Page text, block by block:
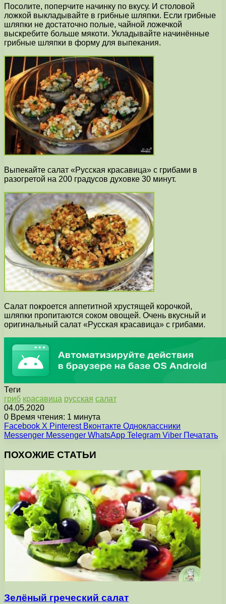
Посолите, поперчите начинку по вкусу. И столовой
ложкой выкладывайте в грибные шляпки. Если грибные
шляпки не достаточно полые, чайной ложечкой
выскребите больше мякоти. Укладывайте начинённые
грибные шляпки в форму для выпекания.
Выпекайте салат «Русская красавица» с грибами в
разогретой на 200 градусов духовке 30 минут.
Салат покроется аппетитной хрустящей корочкой,
шляпки пропитаются соком овощей. Очень вкусный и
оригинальный салат «Русская красавица» с грибами.
Теги
гриб красавица русская салат
04.05.2020
0 Время чтения: 1 минута
Facebook X Pinterest Вконтакте Одноклассники
Messenger Messenger WhatsApp Telegram Viber Печатать
ПОХОЖИЕ СТАТЬИ
Зелёный греческий салат